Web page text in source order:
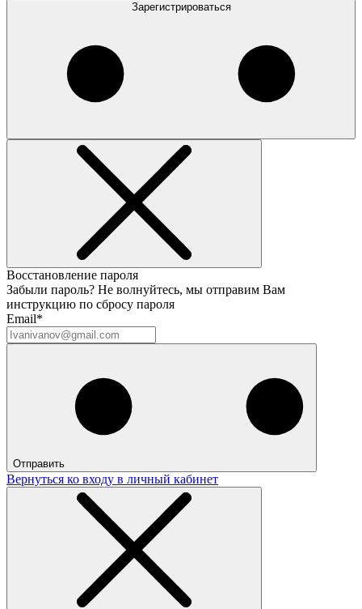
Зарегистрироваться
Восстановление пароля
Забыли пароль? Не волнуйтесь, мы отправим Вам
инструкцию по сбросу пароля
Email*
Отправить
Вернуться ко входу в личный кабинет